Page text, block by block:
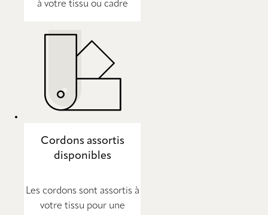
à votre tissu ou cadre
Cordons assortis
disponibles
Les cordons sont assortis à
votre tissu pour une